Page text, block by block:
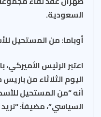
السعودية.
أوباما: من المستحيل
اعتبر الرئيس الأميركي،
اليوم الثلاثاء من
أنه “من المستحيل
السياسي”، مضيفاً: